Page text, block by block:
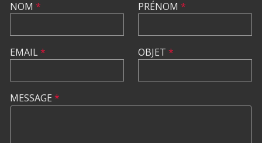
NOM *
EMAIL*
PRÉNOM *
OBJET *
MESSAGE *